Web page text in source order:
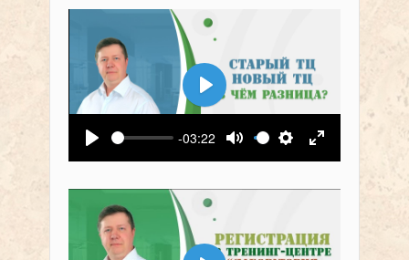
Воспроизвести
-03:22
Выключить звук
Настройки
На весь
Воспроизвести